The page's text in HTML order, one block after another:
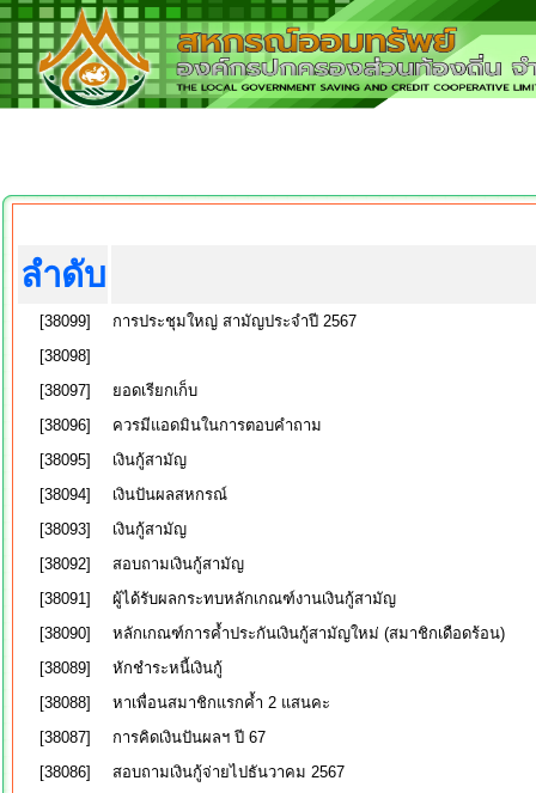
ลำดับ
[38099]
การประชุมใหญ่ สามัญประจำปี 2567
[38098]
[38097]
ยอดเรียกเก็บ
[38096]
ควรมีแอดมินในการตอบคำถาม
[38095]
เงินกู้สามัญ
[38094]
เงินปันผลสหกรณ์
[38093]
เงินกู้สามัญ
[38092]
สอบถามเงินกู้สามัญ
[38091]
ผู้ได้รับผลกระทบหลักเกณฑ์งานเงินกู้สามัญ
[38090]
หลักเกณฑ์การค้ำประกันเงินกู้สามัญใหม่ (สมาชิกเดือดร้อน)
[38089]
หักชำระหนี้เงินกู้
[38088]
หาเพื่อนสมาชิกแรกค้ำ 2 แสนคะ
[38087]
การคิดเงินปันผลฯ ปี 67
[38086]
สอบถามเงินกู้จ่ายไปธันวาคม 2567